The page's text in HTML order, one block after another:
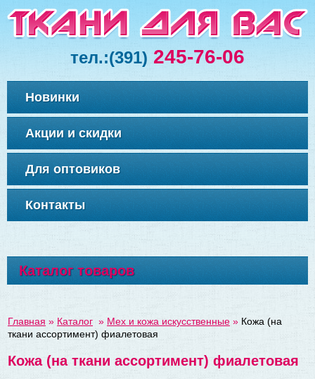
тел.:(391) 245-76-06
Новинки
Акции и скидки
Для оптовиков
Контакты
Каталог товаров
Главная » Каталог » Мех и кожа искусственные » Кожа (на
ткани ассортимент) фиалетовая
Кожа (на ткани ассортимент) фиалетовая